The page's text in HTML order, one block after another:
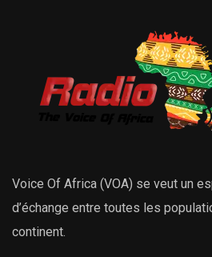
Voice Of Africa (VOA) se veut un
d’échange entre toutes les
continent.